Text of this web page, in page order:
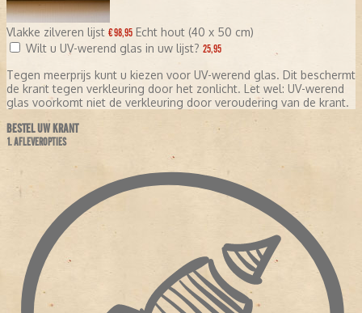
Vlakke zilveren lijst € 98,95 Echt hout (40 x 50 cm)
Wilt u UV-werend glas in uw lijst? 25,95
Tegen meerprijs kunt u kiezen voor UV-werend glas. Dit beschermt
de krant tegen verkleuring door het zonlicht. Let wel: UV-werend
glas voorkomt niet de verkleuring door veroudering van de krant.
BESTEL UW KRANT
1. AFLEVEROPTIES